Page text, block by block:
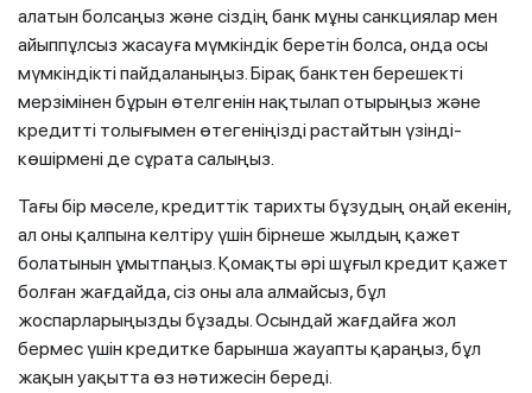
алатын болсаңыз және сіздің банк мұны санкциялар мен
айыппұлсыз жасауға мүмкіндік беретін болса, онда осы
мүмкіндікті пайдаланыңыз. Бірақ банктен берешекті
мерзімінен бұрын өтелгенін нақтылап отырыңыз және
кредитті толығымен өтегеніңізді растайтын үзінді-
көшірмені де сұрата салыңыз.
Тағы бір мәселе, кредиттік тарихты бұзудың оңай екенін,
ал оны қалпына келтіру үшін бірнеше жылдың қажет
болатынын ұмытпаңыз. Қомақты әрі шұғыл кредит қажет
болған жағдайда, сіз оны ала алмайсыз, бұл
жоспарларыңызды бұзады. Осындай жағдайға жол
бермес үшін кредитке барынша жауапты қараңыз, бұл
жақын уақытта өз нәтижесін береді.